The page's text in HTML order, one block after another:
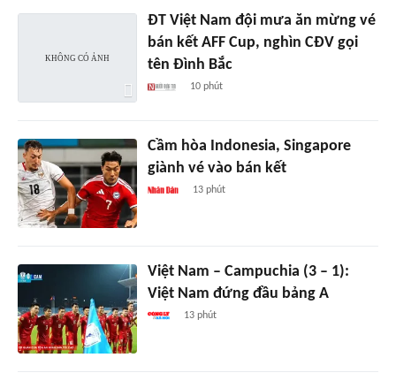
ĐT Việt Nam đội mưa ăn mừng vé
bán kết AFF Cup, nghìn CĐV gọi
tên Đình Bắc
10 phút
Cầm hòa Indonesia, Singapore
giành vé vào bán kết
13 phút
Việt Nam – Campuchia (3 – 1):
Việt Nam đứng đầu bảng A
13 phút